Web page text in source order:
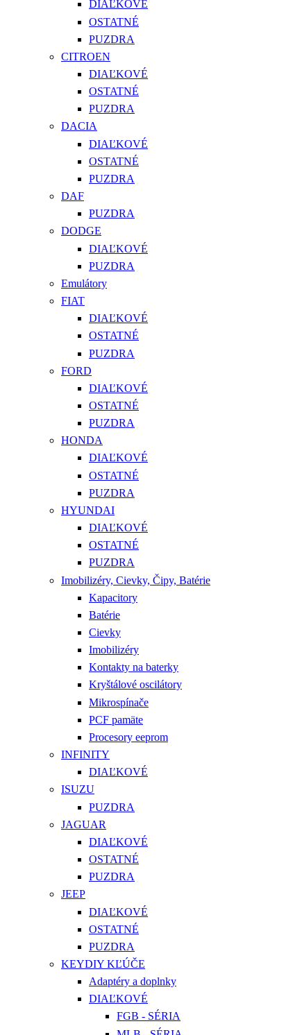
DIAĽKOVÉ
OSTATNÉ
PUZDRA
CITROEN
DIAĽKOVÉ
OSTATNÉ
PUZDRA
DACIA
DIAĽKOVÉ
OSTATNÉ
PUZDRA
DAF
PUZDRA
DODGE
DIAĽKOVÉ
PUZDRA
Emulátory
FIAT
DIAĽKOVÉ
OSTATNÉ
PUZDRA
FORD
DIAĽKOVÉ
OSTATNÉ
PUZDRA
HONDA
DIAĽKOVÉ
OSTATNÉ
PUZDRA
HYUNDAI
DIAĽKOVÉ
OSTATNÉ
PUZDRA
Imobilizéry, Cievky, Čipy, Batérie
Kapacitory
Batérie
Cievky
Imobilizéry
Kontakty na baterky
Kryštálové oscilátory
Mikrospínače
PCF pamäte
Procesory eeprom
INFINITY
DIAĽKOVÉ
ISUZU
PUZDRA
JAGUAR
DIAĽKOVÉ
OSTATNÉ
PUZDRA
JEEP
DIAĽKOVÉ
OSTATNÉ
PUZDRA
KEYDIY KĽÚČE
Adaptéry a doplnky
DIAĽKOVÉ
FGB - SÉRIA